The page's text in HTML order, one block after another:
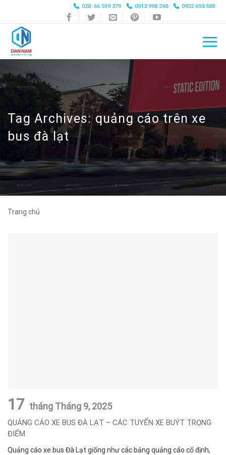
content
028. 66 519 379 0913.998.248 0932.693.588
Tag Archives:quảng cáo trên xe
bus đà lạt
Trang chủ
17 tháng Tháng 9, 2025
QUẢNG CÁO XE BUS ĐÀ LẠT – CÁC TUYẾN XE BUÝT TRỌNG
ĐIỂM
Quảng cáo xe bus Đà Lạt giống như các bảng quảng cáo cố định,